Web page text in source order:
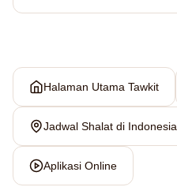
Halaman Utama Tawkit
Jadwal Shalat di Indonesia
Aplikasi Online